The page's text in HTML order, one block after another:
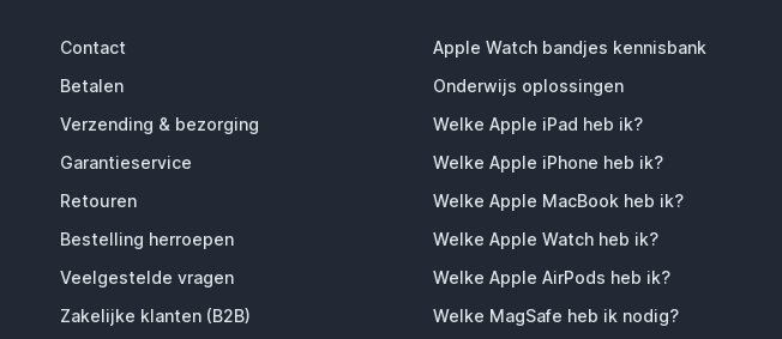
Contact
Betalen
Verzending & bezorging
Garantieservice
Retouren
Bestelling herroepen
Veelgestelde vragen
Zakelijke klanten (B2B)
Apple Watch bandjes kennisbank
Onderwijs oplossingen
Welke Apple iPad heb ik?
Welke Apple iPhone heb ik?
Welke Apple MacBook heb ik?
Welke Apple Watch heb ik?
Welke Apple AirPods heb ik?
Welke MagSafe heb ik nodig?